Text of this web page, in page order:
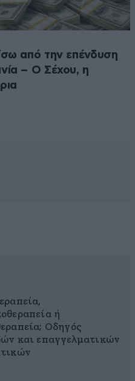
από την επένδυση
– Ο Σέχου, η
ή
Οδηγός
και επαγγελματικών